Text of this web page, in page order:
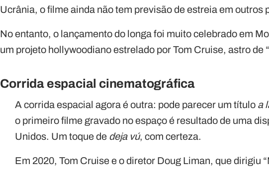
Ucrânia, o filme ainda não tem previsão de estreia em outros
No entanto, o lançamento do longa foi muito celebrado em
um projeto hollywoodiano estrelado por Tom Cruise, astro de
Corrida espacial cinematográfica
A corrida espacial agora é outra: pode parecer um título a
o primeiro filme gravado no espaço é resultado de uma
Unidos. Um toque de deja vú, com certeza.
Em 2020, Tom Cruise e o diretor Doug Liman, que dirigiu